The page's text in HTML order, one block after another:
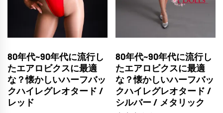
80年代~90年代に流行し
たエアロビクスに最適
な？懐かしいハーフバッ
クハイレグレオタード /
レッド
80年代~90年代に流行し
たエアロビクスに最適
な？懐かしいハーフバッ
クハイレグレオタード /
シルバー / メタリック